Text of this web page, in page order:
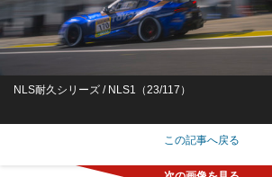
NLS耐久シリーズ / NLS1（23/117）
この記事へ戻る